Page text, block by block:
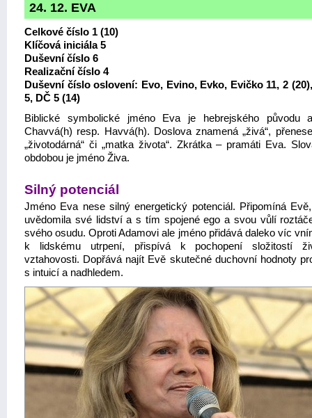
24. 12. EVA
Celkové číslo 1 (10)
Klíčová iniciála 5
Duševní číslo 6
Realizační číslo 4
Duševní číslo oslovení: Evo, Evino, Evko, Evičko 11, 2
5, DČ 5 (14)
Biblické symbolické jméno Eva je hebrejského původu
Chavvá(h) resp. Havvá(h). Doslova znamená „živá“,
„životodárná“ či „matka života“. Zkrátka – pramáti Eva.
obdobou je jméno Živa.
Silný potenciál
Jméno Eva nese silný energetický potenciál. Připomíná
uvědomila své lidství a s tím spojené ego a svou vůlí
svého osudu. Oproti Adamovi ale jméno přidává daleko víc
k lidskému utrpení, přispívá k pochopení složitostí
vztahovosti. Dopřává najít Evě skutečné duchovní hodnoty
s intuicí a nadhledem.